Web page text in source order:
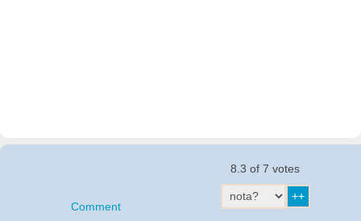
Comment
8.3 of 7 votes